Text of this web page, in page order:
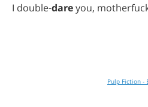
I double-dareyou,
Pulp Fiction -